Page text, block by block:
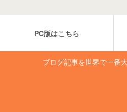
PC版はこちら
ブログ記事を世界で一番